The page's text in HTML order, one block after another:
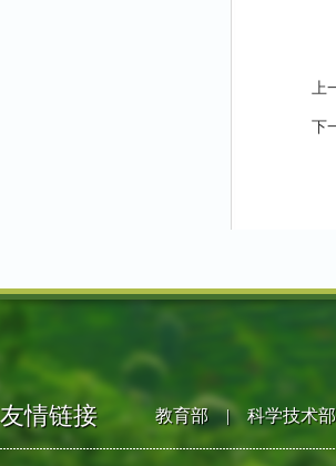
上
下
友情链接 教育部 | 科学技术部